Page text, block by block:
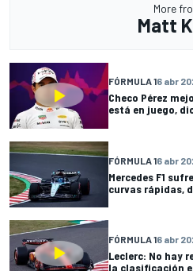
More
Matt
FÓRMULA 16 abr
Checo Pérez
está en juego,
FÓRMULA 16 abr
Mercedes F1
curvas rápidas,
FÓRMULA 16 abr
Leclerc: No hay
la clasificación